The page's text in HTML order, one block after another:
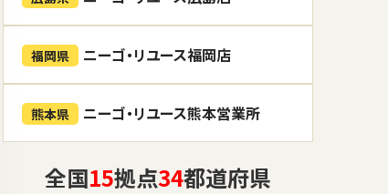
福岡県 ニーゴ・リユース福岡店
熊本県 ニーゴ・リユース熊本営業所
全国15拠点34都道府県